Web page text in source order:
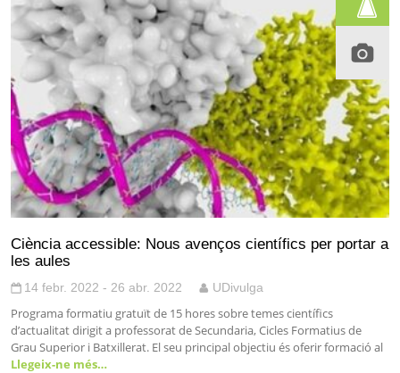
Ciència accessible: Nous avenços científics per portar a
les aules
14 febr. 2022 - 26 abr. 2022 UDivulga
Programa formatiu gratuït de 15 hores sobre temes científics
d’actualitat dirigit a professorat de Secundaria, Cicles Formatius de
Grau Superior i Batxillerat. El seu principal objectiu és oferir formació al
Llegeix-ne més…